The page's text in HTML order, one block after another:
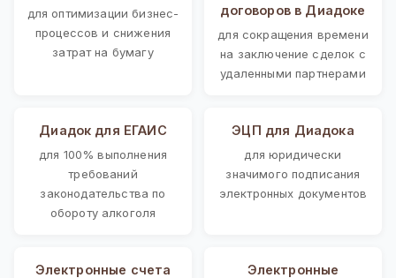
для оптимизации бизнес-
процессов и снижения
затрат на бумагу
договоров в Диадоке
для сокращения времени
на заключение сделок с
удаленными партнерами
Диадок для ЕГАИС
для 100% выполнения
требований
законодательства по
обороту алкоголя
ЭЦП для Диадока
для юридически
значимого подписания
электронных документов
Электронные счета
Электронные